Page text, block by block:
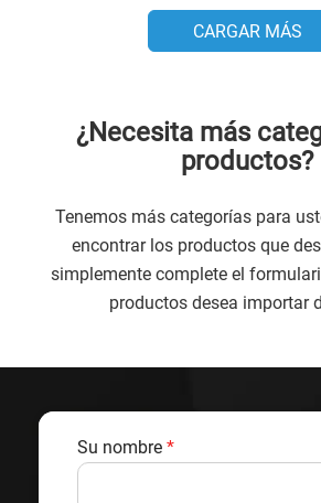
CARGAR MÁS
¿Necesita más
productos?
Tenemos más categorías para
encontrar los productos que
simplemente complete el
productos desea importar
Su nombre *